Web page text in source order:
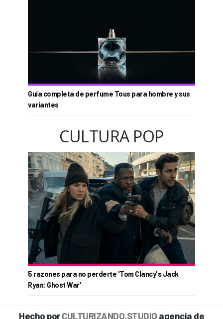
Guía completa de perfume Tous para hombre y sus
variantes
CULTURA POP
5 razones para no perderte 'Tom Clancy's Jack
Ryan: Ghost War'
Hecho porCULTURIZANDO.STUDIO agencia de